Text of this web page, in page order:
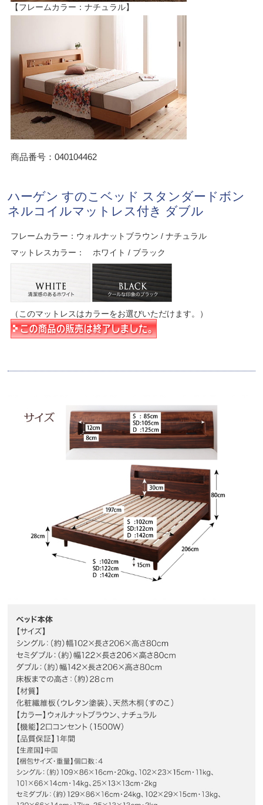
【フレームカラー：ナチュラル】
商品番号：040104462
ハーゲン すのこベッド スタンダードボン
ネルコイルマットレス付き ダブル
フレームカラー：ウォルナットブラウン / ナチュラル
マットレスカラー： ホワイト / ブラック
（このマットレスはカラーをお選びいただけます。）